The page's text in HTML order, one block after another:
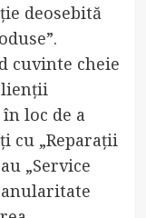
deosebită
cuvinte cheie
loc de a
cu „Reparații
„Service